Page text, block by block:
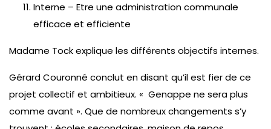
Interne – Etre une administration communale
efficace et efficiente
Madame Tock explique les différents objectifs internes.
Gérard Couronné conclut en disant qu’il est fier de ce
projet collectif et ambitieux. « Genappe ne sera plus
comme avant ». Que de nombreux changements s’y